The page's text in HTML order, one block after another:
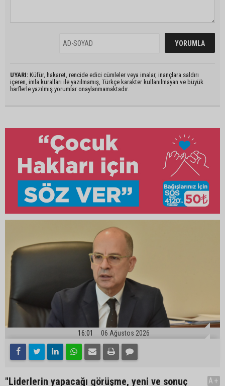
UYARI: Küfür, hakaret, rencide edici cümleler veya imalar, inançlara saldırı
içeren, imla kuralları ile yazılmamış, Türkçe karakter kullanılmayan ve büyük
harflerle yazılmış yorumlar onaylanmamaktadır.
16:01 06 Ağustos 2026
"Liderlerin yapacağı görüşme, yeni ve sonuç A+